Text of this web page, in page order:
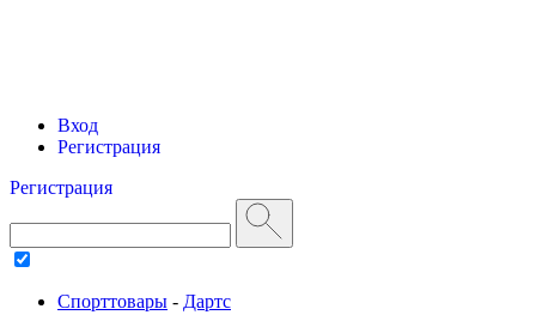
Вход
Регистрация
Регистрация
Спорттовары - Дартс